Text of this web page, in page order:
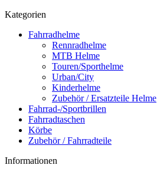
Kategorien
Fahrradhelme
Rennradhelme
MTB Helme
Touren/Sporthelme
Urban/City
Kinderhelme
Zubehör / Ersatzteile Helme
Fahrrad-/Sportbrillen
Fahrradtaschen
Körbe
Zubehör / Fahrradteile
Informationen